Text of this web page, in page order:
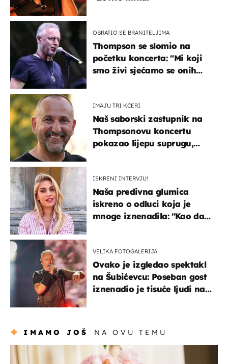
OBRATIO SE BRANITELJIMA
Thompson se slomio na
početku koncerta: "Mi koji
smo živi sjećamo se onih
IMAJU TRI KĆERI
Naš saborski zastupnik na
Thompsonovu koncertu
pokazao lijepu suprugu,
ISKRENI INTERVJU!
Naša predivna glumica
iskreno o odluci koja je
mnoge iznenadila: ''Kao da
VELIKA FOTOGALERIJA
Ovako je izgledao spektakl
na Šubićevcu: Poseban gost
iznenadio je tisuće ljudi na
IMAMO JOŠ NA OVU TEMU
moda & ljepota